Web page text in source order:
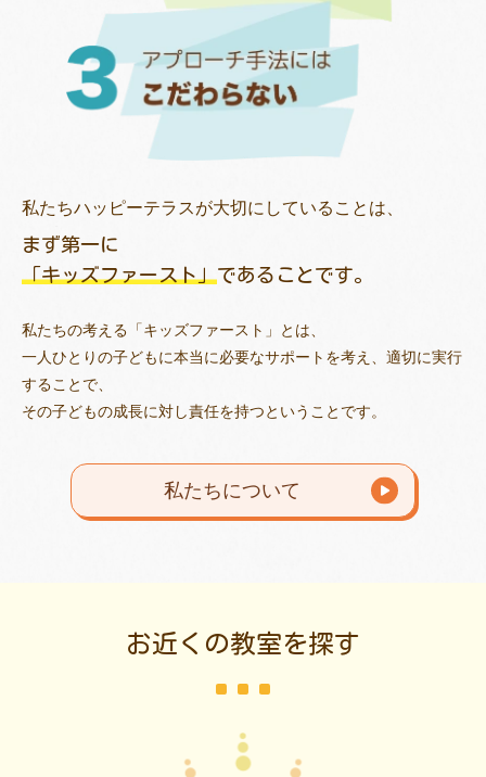
私たちハッピーテラスが大切にしていることは、
まず第一に
「キッズファースト」であることです。
私たちの考える「キッズファースト」とは、
一人ひとりの子どもに本当に必要なサポートを考え、適切に実行
することで、
その子どもの成長に対し責任を持つということです。
私たちについて
お近くの教室を探す